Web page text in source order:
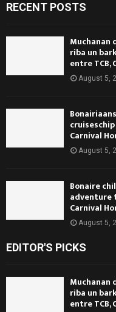
RECENT POSTS
Muchanan
riba un
entre TCB,
August 5,
Carnival
August 5,
Bonaire
adventure
Carnival
August 5,
EDITOR'S PICKS
Muchanan
riba un
entre TCB,